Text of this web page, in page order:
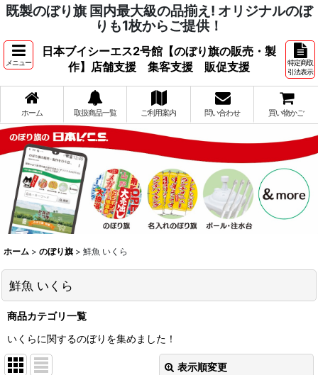
既製のぼり旗 国内最大級の品揃え! オリジナルのぼ
りも1枚からご提供！
メニュー
日本ブイシーエス2号館【のぼり旗の販売・製
作】店舗支援 集客支援 販促支援
特定商取
引法表示
ホーム 取扱商品一覧 ご利用案内 問い合わせ 買い物かご
ホーム > のぼり旗 > 鮮魚 いくら
鮮魚 いくら
商品カテゴリ一覧
いくらに関するのぼりを集めました！
表示順変更